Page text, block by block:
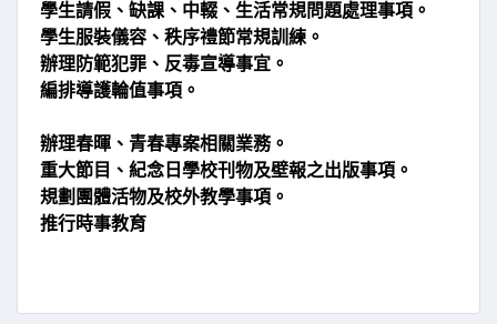
學生請假、缺課、中輟、生活常規問題處理事項。
學生服裝儀容、秩序禮節常規訓練。
辦理防範犯罪、反毒宣導事宜。
編排導護輪值事項。
辦理春暉、青春專案相關業務。
重大節目、紀念日學校刊物及壁報之出版事項。
規劃團體活物及校外教學事項。
推行時事教育